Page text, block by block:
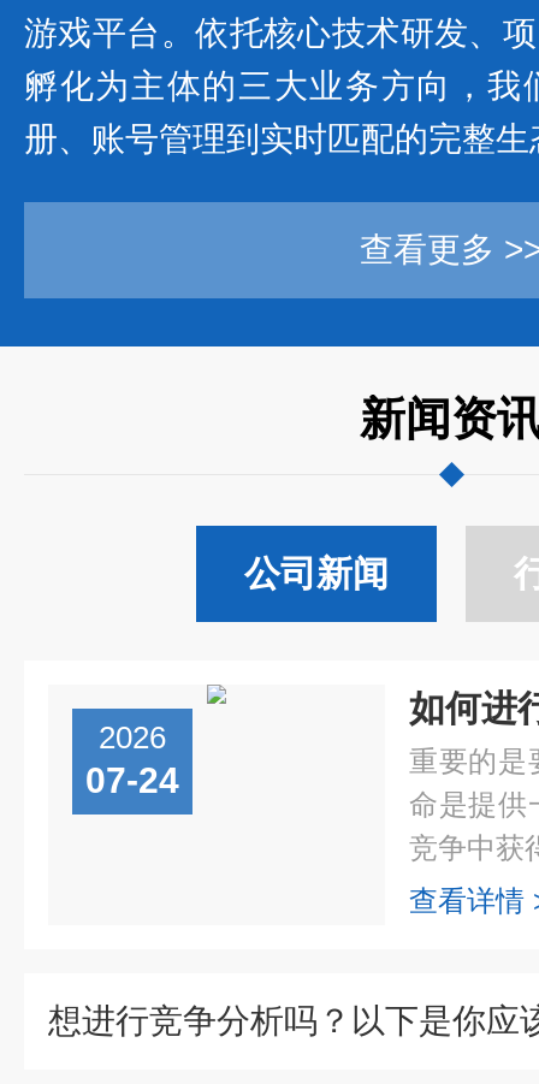
游戏平台。依托核心技术研发、
孵化为主体的三大业务方向，我
册、账号管理到实时匹配的完整
查看更多
新闻资
公司新闻
2026
07-24
如何进
重要的是
命是提供
竞争中获
查看详情